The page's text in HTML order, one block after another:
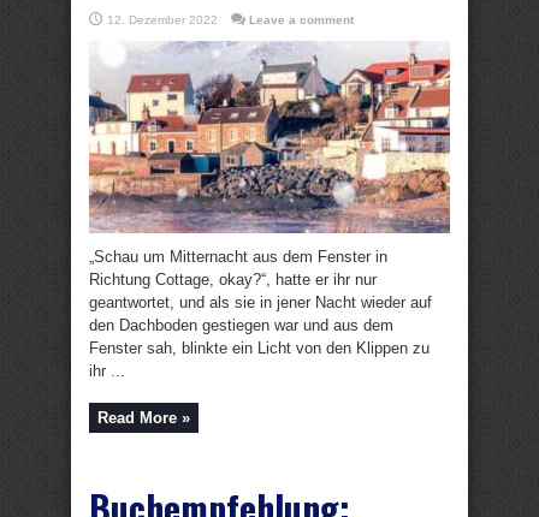
12. Dezember 2022 Leave a comment
„Schau um Mitternacht aus dem Fenster in
Richtung Cottage, okay?“, hatte er ihr nur
geantwortet, und als sie in jener Nacht wieder auf
den Dachboden gestiegen war und aus dem
Fenster sah, blinkte ein Licht von den Klippen zu
ihr ...
Read More »